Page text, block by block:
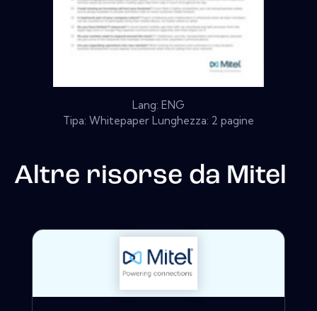
Lang: ENG
Tipa: Whitepaper Lunghezza: 2 pagine
Altre risorse da Mitel